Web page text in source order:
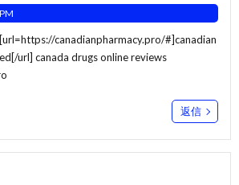
canadianpharmacy.pro/#]canadian
url] canada drugs online reviews
返信